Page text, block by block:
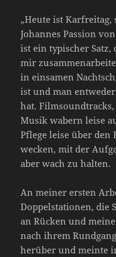
„Heute ist
Johannes Passion
ist ein typischer
mir
in einsamen
ist und man
hat.
Musik wabern leise
Pflege leise über
wecken, mit der
aber wach zu halten.
An meiner ersten
Doppelstationen, die
an Rücken und
nach ihrem
herüber und meinte